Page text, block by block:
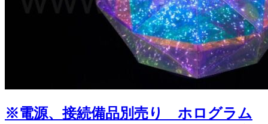
※電源、接続備品別売り ホログラム